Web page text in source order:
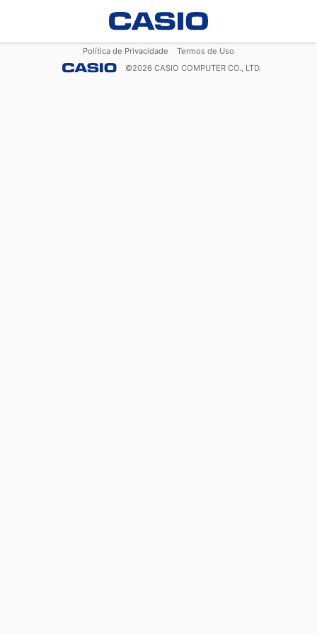
Política de Privacidade
Termos de Uso
©2026 CASIO COMPUTER CO., LTD.